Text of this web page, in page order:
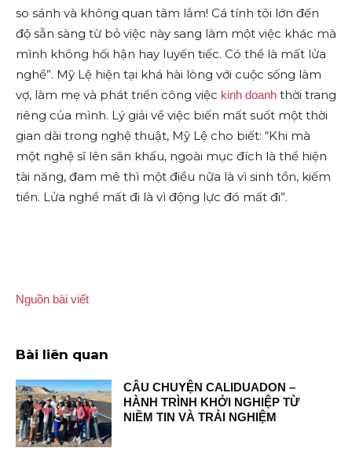
so sánh và không quan tâm lắm! Cá tính tôi lớn đến
độ sẵn sàng từ bỏ việc này sang làm một việc khác mà
mình không hối hận hay luyến tiếc. Có thể là mất lửa
nghề”. Mỹ Lệ hiện tại khá hài lòng với cuộc sống làm
vợ, làm mẹ và phát triển công việc kinh doanh thời trang
riêng của mình. Lý giải về việc biến mất suốt một thời
gian dài trong nghệ thuật, Mỹ Lệ cho biết: “Khi mà
một nghệ sĩ lên sân khấu, ngoài mục đích là thể hiện
tài năng, đam mê thì một điều nữa là vì sinh tồn, kiếm
tiền. Lửa nghề mất đi là vì động lực đó mất đi”.
Nguồn bài viết
Bài liên quan
CÂU CHUYỆN CALIDUADON –
HÀNH TRÌNH KHỞI NGHIỆP TỪ
NIỀM TIN VÀ TRẢI NGHIỆM